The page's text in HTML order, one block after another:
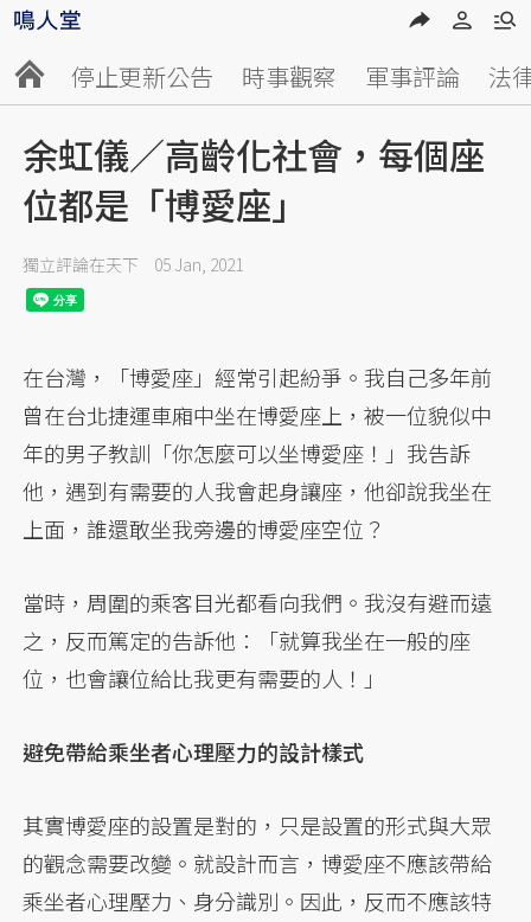
停止更新公告 時事觀察 軍事評論 法
余虹儀／高齡化社會，每個座
位都是「博愛座」
獨立評論在天下 05 Jan, 2021
在台灣，「博愛座」經常引起紛爭。我自己多年前
曾在台北捷運車廂中坐在博愛座上，被一位貌似中
年的男子教訓「你怎麼可以坐博愛座！」我告訴
他，遇到有需要的人我會起身讓座，他卻說我坐在
上面，誰還敢坐我旁邊的博愛座空位？
當時，周圍的乘客目光都看向我們。我沒有避而遠
之，反而篤定的告訴他：「就算我坐在一般的座
位，也會讓位給比我更有需要的人！」
避免帶給乘坐者心理壓力的設計樣式
其實博愛座的設置是對的，只是設置的形式與大眾
的觀念需要改變。就設計而言，博愛座不應該帶給
乘坐者心理壓力、身分識別。因此，反而不應該特